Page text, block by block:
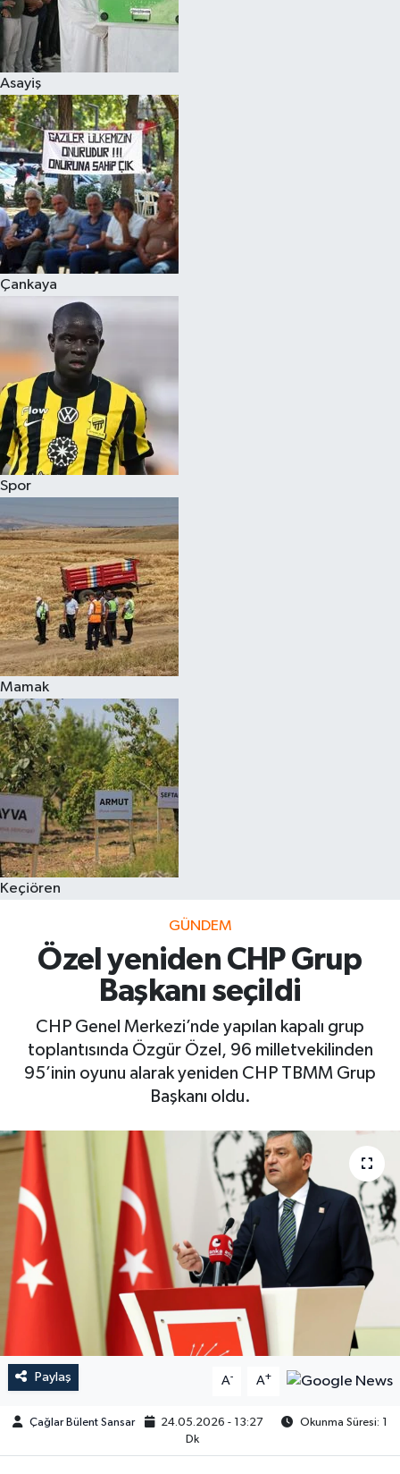
Asayiş
Çankaya
Spor
Mamak
Keçiören
GÜNDEM
Özel yeniden CHP Grup
Başkanı seçildi
CHP Genel Merkezi’nde yapılan kapalı grup
toplantısında Özgür Özel, 96 milletvekilinden
95’inin oyunu alarak yeniden CHP TBMM Grup
Başkanı oldu.
Paylaş A- A+
Çağlar Bülent Sansar 24.05.2026 - 13:27
Okunma Süresi: 1
Dk